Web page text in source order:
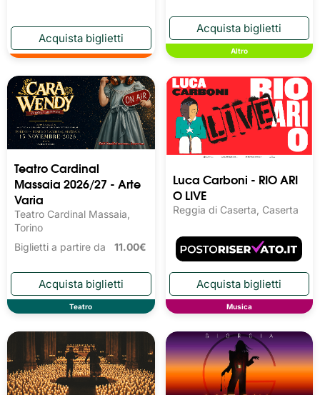
Altro
Teatro Cardinal
Massaia 2026/27 - Arte
Varia
Teatro Cardinal Massaia,
Torino
Biglietti a partire da 11.00€
Teatro
Luca Carboni - RIO ARI
O LIVE
Reggia di Caserta, Caserta
Musica